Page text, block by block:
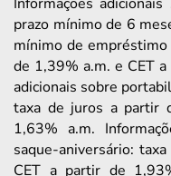
prazo mínimo de 6
mínimo de
de 1,39% a.m. e CET
adicionais sobre
taxa de juros a partir
1,63% a.m.
saque-aniversário:
CET a partir de